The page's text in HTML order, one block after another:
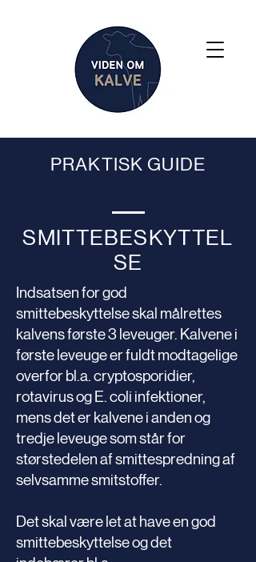
PRAKTISK GUIDE
SMITTEBESKYTTEL
SE
Indsatsen for god
smittebeskyttelse skal målrettes
kalvens første 3 leveuger. Kalvene i
første leveuge er fuldt modtagelige
overfor bl.a. cryptosporidier,
rotavirus og E. coli infektioner,
mens det er kalvene i anden og
tredje leveuge som står for
størstedelen af smittespredning af
selvsamme smitstoffer.
Det skal være let at have en god
smittebeskyttelse og det